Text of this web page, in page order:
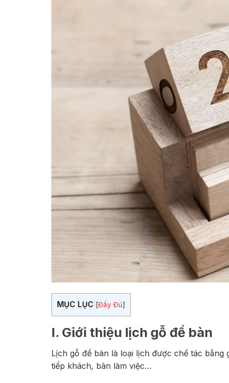
MỤC LỤC [Đầy Đủ]
I. Giới thiệu lịch gỗ để bàn
Lịch gỗ để bàn là loại lịch được chế tác
tiếp khách, bàn làm việc…